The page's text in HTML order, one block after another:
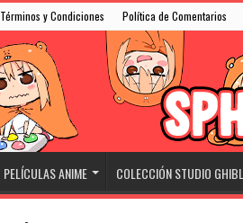
Términos y Condiciones Política de Comentarios
PELÍCULAS ANIME COLECCIÓN STUDIO